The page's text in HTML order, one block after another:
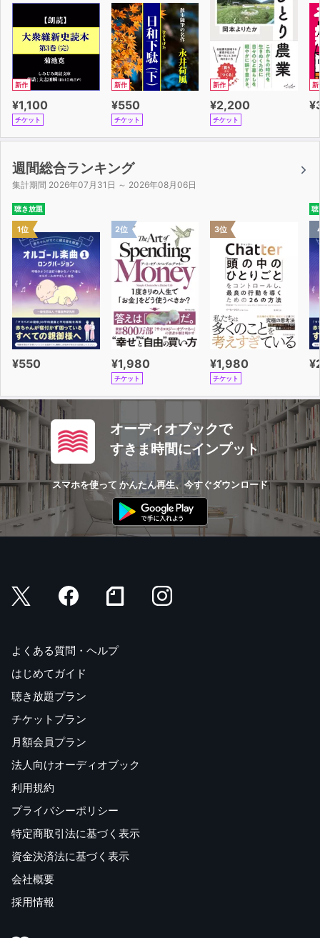
新作
¥1,100
チケット
新作
¥550
チケット
新作
¥2,200
チケット
新
週間総合ランキング
集計期間 2026年07月31日 ～ 2026年08月06日
聴き放題
1位
¥550
2位
¥1,980
チケット
3位
¥1,980
チケット
聴
オーディオブックで
すきま時間にインプット
スマホを使って かんたん再生、今すぐダウンロード
よくある質問・ヘルプ
はじめてガイド
聴き放題プラン
チケットプラン
月額会員プラン
法人向けオーディオブック
利用規約
プライバシーポリシー
特定商取引法に基づく表示
資金決済法に基づく表示
会社概要
採用情報